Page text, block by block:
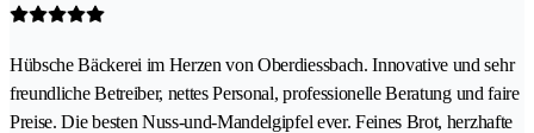
Hübsche Bäckerei im Herzen von Oberdiessbach. Innovative und sehr
freundliche Betreiber, nettes Personal, professionelle Beratung und faire
Preise. Die besten Nuss-und-Mandelgipfel ever. Feines Brot, herzhafte